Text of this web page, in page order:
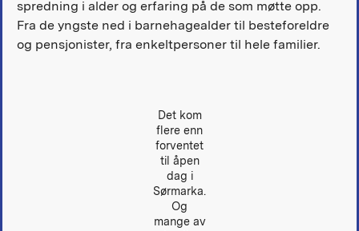
spredning i alder og erfaring på de som møtte opp.
Fra de yngste ned i barnehagealder til besteforeldre
og pensjonister, fra enkeltpersoner til hele familier.
Det kom
flere enn
forventet
til åpen
dag i
Sørmarka.
Og
mange av